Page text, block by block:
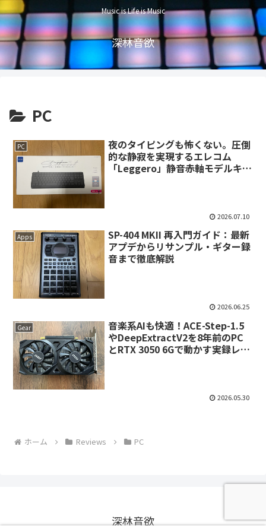
Music is Life is Music
深林音欲
PC
PC
夜のタイピングも怖くない。圧倒
的な静寂を実現するエレコム
「Leggero」静音赤軸モデルキー
2026.07.10
Apps
SP-404 MKII 再入門ガイド：最新
アプデからリサンプル・ギター録
音まで徹底解説
2026.06.25
Gear
音楽系AIも快適！ACE-Step-1.5
やDeepExtractV2を8年前のPC
とRTX 3050 6Gで動かす実録レビ
2026.05.30
ホーム Reviews PC
深林音欲